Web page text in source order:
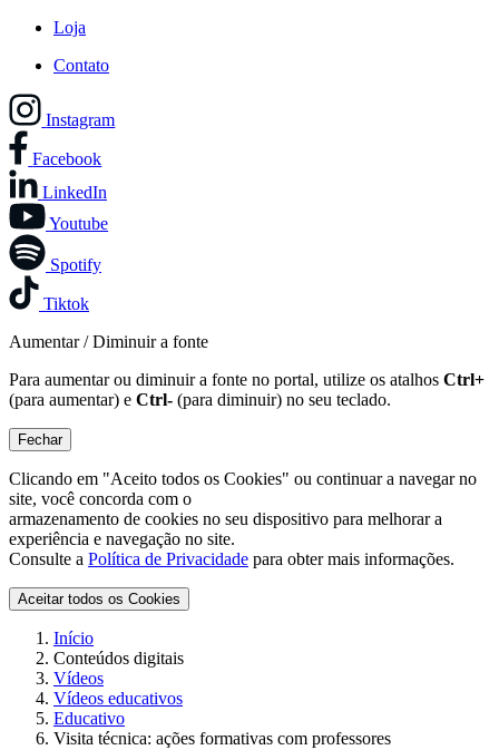
Loja
Contato
Instagram
Facebook
LinkedIn
Youtube
Spotify
Tiktok
Aumentar / Diminuir a fonte
Para aumentar ou diminuir a fonte no portal, utilize os atalhos Ctrl+
(para aumentar) e Ctrl- (para diminuir) no seu teclado.
Fechar
Clicando em "Aceito todos os Cookies" ou continuar a navegar no
site, você concorda com o
armazenamento de cookies no seu dispositivo para melhorar a
experiência e navegação no site.
Consulte a Política de Privacidade para obter mais informações.
Aceitar todos os Cookies
Início
Conteúdos digitais
Vídeos
Vídeos educativos
Educativo
Visita técnica: ações formativas com professores